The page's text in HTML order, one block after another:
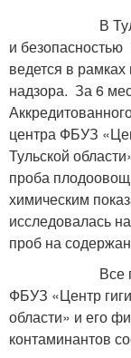
В Тульской
и
ведется в рамках
надзора. За 6
центра ФБУЗ
Тульской
проба
химическим
исследовалась
проб на
Все пробы
ФБУЗ «Центр
области» и его
контаминантов